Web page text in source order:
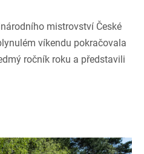
mistrovství České
víkendu pokračovala
ročník roku a představili